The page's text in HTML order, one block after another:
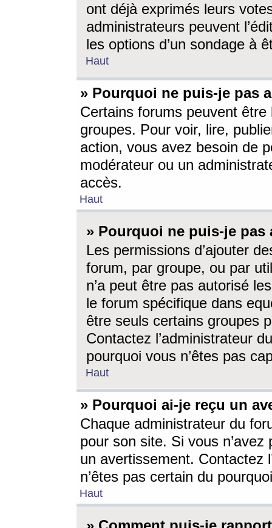
ont déjà exprimés leurs
administrateurs peuvent
les options d’un sondage à
Haut
» Pourquoi ne puis-je pas
Certains forums peuvent être
groupes. Pour voir, lire,
action, vous avez besoin de
modérateur ou un
accès.
Haut
» Pourquoi ne puis-je
Les permissions d’ajouter
forum, par groupe, ou par
n’a peut être pas autorisé
le forum spécifique dans
être seuls certains groupes
Contactez l’administrateur
pourquoi vous n’êtes pas
Haut
» Pourquoi ai-je reçu un
Chaque administrateur du
pour son site. Si vous
un avertissement. Contactez
n’êtes pas certain du
Haut